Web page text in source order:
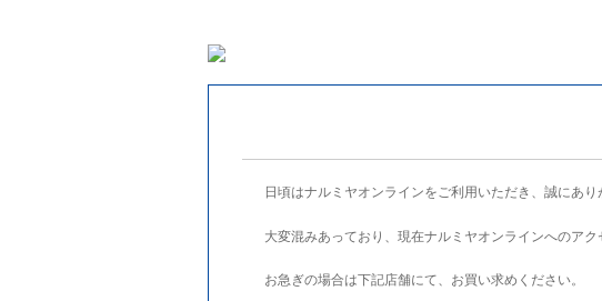
日頃はナルミヤオンラインをご利用いただき、誠にあり
大変混みあっており、現在ナルミヤオンラインへのアク
お急ぎの場合は下記店舗にて、お買い求めください。